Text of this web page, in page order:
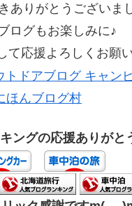
ありがとうございま
ログもお楽しみに♪
て応援よろしくお願
ほんブログ村
ングの応援ありがと